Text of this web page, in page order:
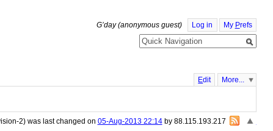
G’day (anonymous guest) Log in My Prefs
Edit More...
2) was last changed on 05-Aug-2013 22:14by 88.115.193.217